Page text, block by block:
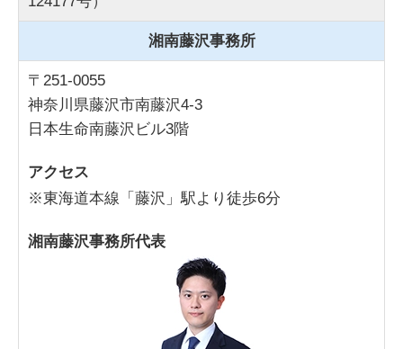
湘南藤沢事務所
〒251-0055
神奈川県藤沢市南藤沢4-3
日本生命南藤沢ビル3階
アクセス
※東海道本線「藤沢」駅より徒歩6分
湘南藤沢事務所代表